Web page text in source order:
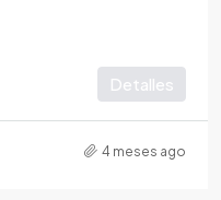
Detalles
4 meses ago